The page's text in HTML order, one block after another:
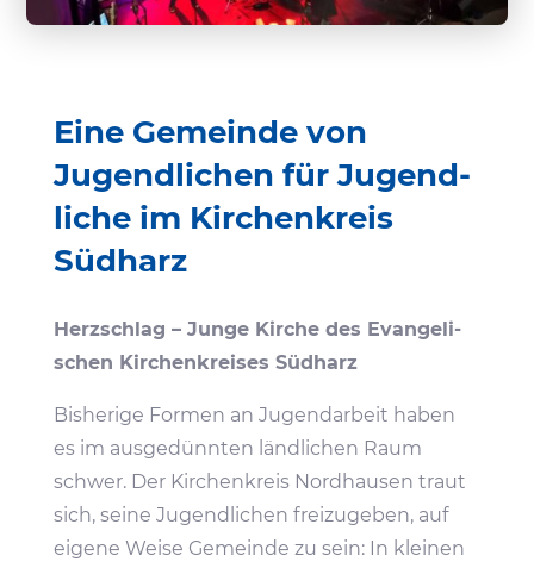
Eine Gemeinde von
Jugend­li­chen für Jugend­
liche im Kirchen­kreis
Südharz
Herz­schlag – Junge Kirche des Evan­ge­li­
schen Kirchen­kreises Südharz
Bishe­rige Formen an Jugend­ar­beit haben
es im ausge­dünnten länd­li­chen Raum
schwer. Der Kirchen­kreis Nord­hausen traut
sich, seine Jugend­li­chen frei­zu­geben, auf
eigene Weise Gemeinde zu sein: In kleinen